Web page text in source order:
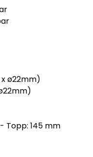
x ø22mm)
- Topp: 145 mm